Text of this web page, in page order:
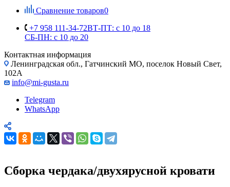
Сравнение товаров0
+7 958 111-34-72ВТ-ПТ: с 10 до 18
СБ-ПН: с 10 до 20
Контактная информация
Ленинградская обл., Гатчинский МО, поселок Новый Свет,
102А
info@mi-gusta.ru
Telegram
WhatsApp
Сборка чердака/двухярусной кровати